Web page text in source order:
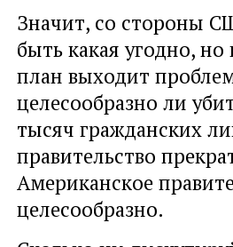
Значит, со стороны
быть какая угодно,
план выходит
целесообразно ли
тысяч гражданских
правительство
Американское
целесообразно.